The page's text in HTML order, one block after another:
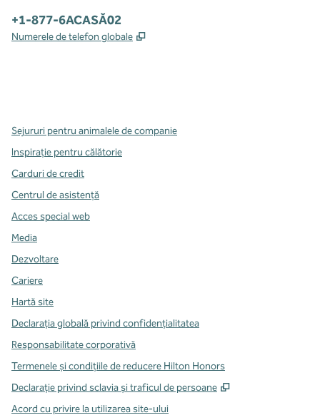
Telefon:
+1-877-6ACASĂ02
Numerele de telefon globale ,
Sejururi pentru animalele de companie
Inspirație pentru călătorie
Carduri de credit
Centrul de asistență
Acces special web
Media
Dezvoltare
Cariere
Hartă site
Declarația globală privind confidenţialitatea
Responsabilitate corporativă
Termenele și condițiile de reducere Hilton Honors
Declarație privind sclavia și traficul de persoane
,
Acord cu privire la utilizarea site-ului